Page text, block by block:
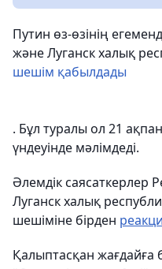
Путин өз-өзінің
және Луганск халық
шешім қабылдады
. Бұл туралы ол 21
үндеуінде мәлімдеді.
Әлемдік саясаткерлер
Луганск халық
шешіміне бірден
Қалыптасқан